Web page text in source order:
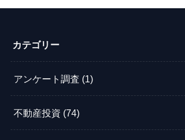
カテゴリー
アンケート調査 (1)
不動産投資 (74)